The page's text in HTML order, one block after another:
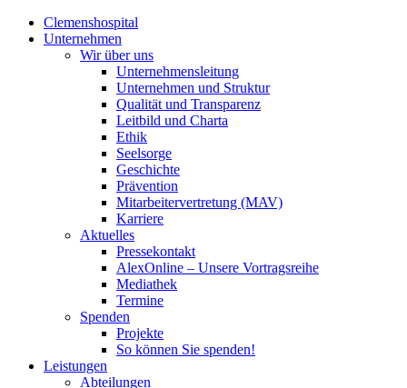
Clemenshospital
Unternehmen
Wir über uns
Unternehmensleitung
Unternehmen und Struktur
Qualität und Transparenz
Leitbild und Charta
Ethik
Seelsorge
Geschichte
Prävention
Mitarbeitervertretung (MAV)
Karriere
Aktuelles
Pressekontakt
AlexOnline – Unsere Vortragsreihe
Mediathek
Termine
Spenden
Projekte
So können Sie spenden!
Leistungen
Abteilungen